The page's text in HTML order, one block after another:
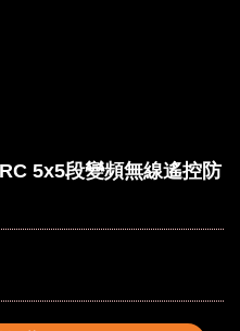
5x5段變頻無線遙控防